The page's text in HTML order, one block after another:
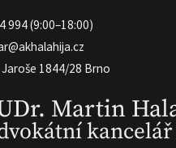
994 (9:00–18:00)
1844/28 Brno
Martin